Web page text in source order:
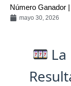
Número Ganador
mayo 30, 2026